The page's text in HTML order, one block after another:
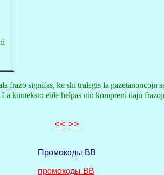
frazo signifas, ke shi tralegis la gazetanoncojn
kunteksto eble helpas nin kompreni tiajn
<< >>
Промокоды BB
промокоды BB